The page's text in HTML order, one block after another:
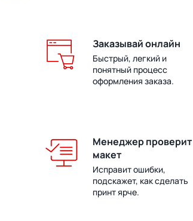
Заказывай онлайн
Быстрый, легкий и
понятный процесс
оформления заказа.
Менеджер проверит
макет
Исправит ошибки,
подскажет, как сделать
принт ярче.